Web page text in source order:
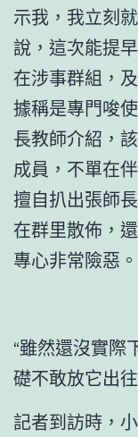
示我，我立刻
說，這次能提
在涉事群組，
據稱是專門唆
長教師介紹，
成員，不單在
擅自扒出張師
在群里散佈，
專心非常險惡。
“雖然還沒實際
礎不敢放它出
記者到訪時，